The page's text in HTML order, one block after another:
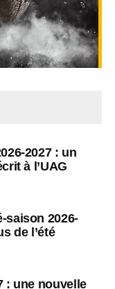
2027 : un
à l’UAG
saison 2026-
de l’été
: une nouvelle